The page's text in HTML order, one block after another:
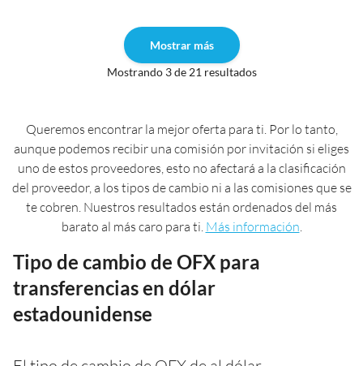
Mostrar más
Mostrando 3 de 21 resultados
Queremos encontrar la mejor oferta para ti. Por lo tanto,
aunque podemos recibir una comisión por invitación si eliges
uno de estos proveedores, esto no afectará a la clasificación
del proveedor, a los tipos de cambio ni a las comisiones que se
te cobren. Nuestros resultados están ordenados del más
barato al más caro para ti. Más información.
Tipo de cambio de OFX para
transferencias en dólar
estadounidense